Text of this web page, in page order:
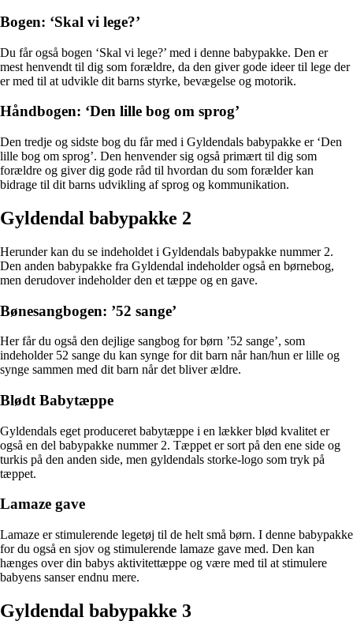
Bogen: ‘Skal vi lege?’
Du får også bogen ‘Skal vi lege?’ med i denne babypakke. Den er
mest henvendt til dig som forældre, da den giver gode ideer til lege der
er med til at udvikle dit barns styrke, bevægelse og motorik.
Håndbogen: ‘Den lille bog om sprog’
Den tredje og sidste bog du får med i Gyldendals babypakke er ‘Den
lille bog om sprog’. Den henvender sig også primært til dig som
forældre og giver dig gode råd til hvordan du som forælder kan
bidrage til dit barns udvikling af sprog og kommunikation.
Gyldendal babypakke 2
Herunder kan du se indeholdet i Gyldendals babypakke nummer 2.
Den anden babypakke fra Gyldendal indeholder også en børnebog,
men derudover indeholder den et tæppe og en gave.
Bønesangbogen: ’52 sange’
Her får du også den dejlige sangbog for børn ’52 sange’, som
indeholder 52 sange du kan synge for dit barn når han/hun er lille og
synge sammen med dit barn når det bliver ældre.
Blødt Babytæppe
Gyldendals eget produceret babytæppe i en lækker blød kvalitet er
også en del babypakke nummer 2. Tæppet er sort på den ene side og
turkis på den anden side, men gyldendals storke-logo som tryk på
tæppet.
Lamaze gave
Lamaze er stimulerende legetøj til de helt små børn. I denne babypakke
for du også en sjov og stimulerende lamaze gave med. Den kan
hænges over din babys aktivitettæppe og være med til at stimulere
babyens sanser endnu mere.
Gyldendal babypakke 3